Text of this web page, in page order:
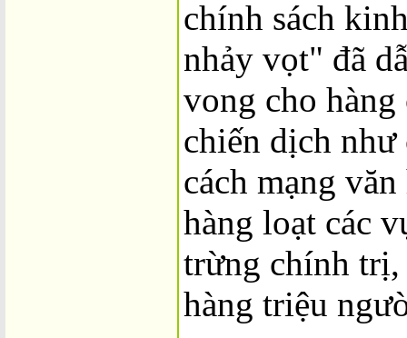
chính sách
nhảy vọt" đã
vong cho
chiến dịch như
cách mạng
hàng loạt các
trừng chính trị,
hàng triệu